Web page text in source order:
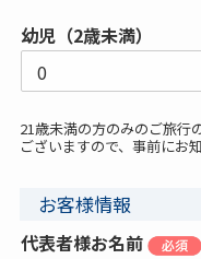
幼児（2歳未満）
21歳未満の方のみのご旅行
ございますので、事前にお
お客様情報
代表者様お名前